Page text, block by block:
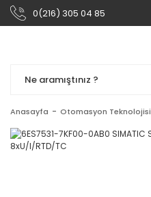
0(216) 305 04 85
Anasayfa Otomasyon Teknolojisi